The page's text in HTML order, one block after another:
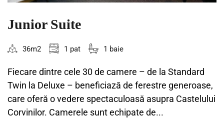
Junior Suite
36m2 1 pat 1 baie
Fiecare dintre cele 30 de camere – de la Standard
Twin la Deluxe – beneficiază de ferestre generoase,
care oferă o vedere spectaculoasă asupra Castelului
Corvinilor. Camerele sunt echipate de...